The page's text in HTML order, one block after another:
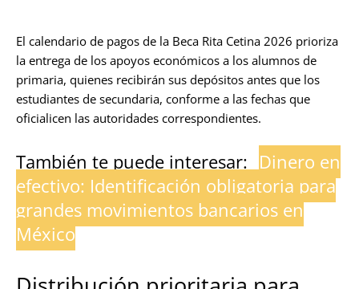
El calendario de pagos de la Beca Rita Cetina 2026 prioriza
la entrega de los apoyos económicos a los alumnos de
primaria, quienes recibirán sus depósitos antes que los
estudiantes de secundaria, conforme a las fechas que
oficialicen las autoridades correspondientes.
También te puede interesar: Dinero en
efectivo: Identificación obligatoria para
grandes movimientos bancarios en
México